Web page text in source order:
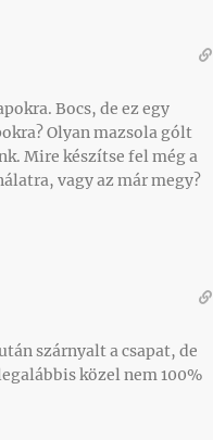
Bocs, de ez egy
Olyan mazsola gólt
Mire készítse fel még a
vagy az már megy?
szárnyalt a csapat, de
közel nem 100%